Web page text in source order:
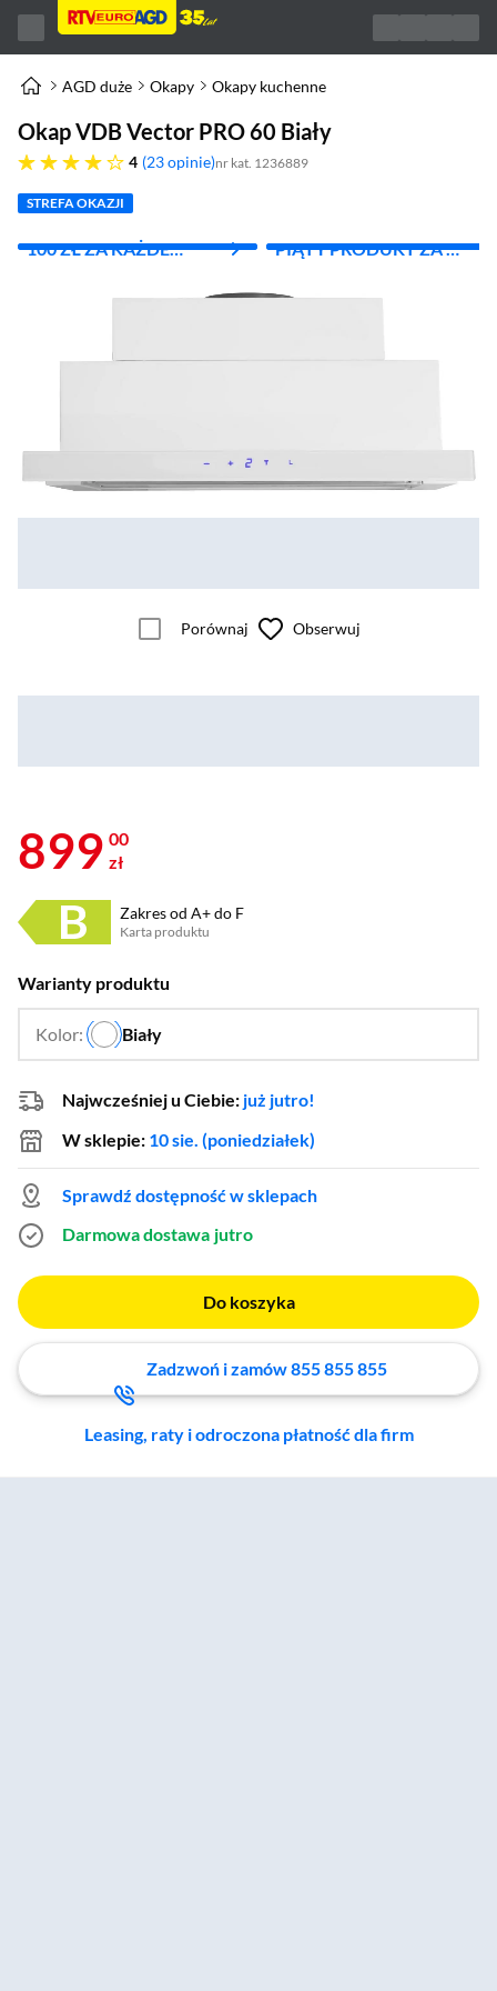
AGD duże Okapy Okapy kuchenne
Okap VDB Vector PRO 60 Biały
4
cztery gwiazdki 23 opinie nr kat. 1236889
STREFA OKAZJI
100 ZŁ ZA KAŻDE
PIĄTY PRODUKT ZA 1
Porównaj Obserwuj
899 00
zł
Zakres od A+ do F
Karta produktu
Plik w formacie pdf
(otworzy się w nowym oknie)
Warianty produktu
Kolor: Biały
…
Najwcześniej u Ciebie: już jutro!
W sklepie: 10 sie. (poniedziałek)
Sprawdź dostępność w sklepach
Darmowa dostawa jutro
Do koszyka
Zadzwoń i zamów 855 855 855
Leasing, raty i odroczona płatność dla firm